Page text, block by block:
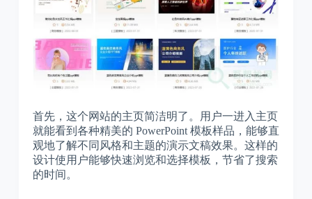
首先，这个网站的主页简洁明了。用户一进入主页
就能看到各种精美的 PowerPoint 模板样品，能够直
观地了解不同风格和主题的演示文稿效果。这样的
设计使用户能够快速浏览和选择模板，节省了搜索
的时间。